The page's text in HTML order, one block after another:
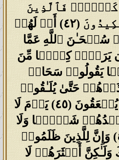
كَیۡدࣰاۖ فَٱلَّذِینَ
كَفَرُوا۟ هُمُ ٱلۡمَكِیدُونَ (٤٢) أَمۡ لَهُمۡ
سُبۡحَـٰنَ ٱللَّهِ عَمَّا
(٤٣) وَإِن یَرَوۡا۟ كِسۡفࣰا مِّنَ
یَقُولُوا۟ سَحَابࣱ
(٤٤) فَذَرۡهُمۡ حَتَّىٰ یُلَـٰقُوا۟
یَوۡمَهُمُ ٱلَّذِی فِیهِ یُصۡعَقُونَ (٤٥) یَوۡمَ لَا
شَیۡـࣰٔا وَلَا
هُمۡ یُنصَرُونَ (٤٦) وَإِنَّ لِلَّذِینَ ظَلَمُوا۟
وَلَـٰكِنَّ أَكۡثَرَهُمۡ لَا